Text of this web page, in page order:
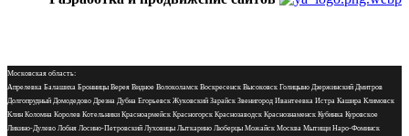
Московская область:
Апрелевка Балашиха Бронницы Верея Видное Волоколамск Воскресенск Высоковск Голицыно Дзержинский Дмитров
Долгопрудный Домодедово Дрезна Дубна Егорьевск Жуковский Зарайск Звенигород Ивантеевка Истра Кашира Климовск
Клин Коломна Королев Котельники Красноармейск Красногорск Краснозаводск Краснознаменск Кубинка Куровское
Ликино-Дулево Лобня Лосино-Петровский Луховицы Лыткарино Люберцы Можайск Москва Мытищи Наро-Фоминск